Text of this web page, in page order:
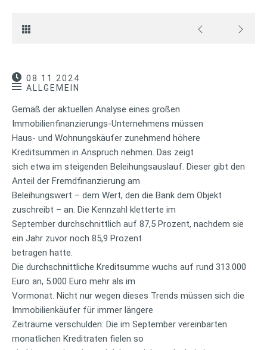
08.11.2024
ALLGEMEIN
Gemäß der aktuellen Analyse eines großen
Immobilienfinanzierungs-Unternehmens müssen
Haus- und Wohnungskäufer zunehmend höhere
Kreditsummen in Anspruch nehmen. Das zeigt
sich etwa im steigenden Beleihungsauslauf. Dieser gibt den
Anteil der Fremdfinanzierung am
Beleihungswert – dem Wert, den die Bank dem Objekt
zuschreibt – an. Die Kennzahl kletterte im
September durchschnittlich auf 87,5 Prozent, nachdem sie
ein Jahr zuvor noch 85,9 Prozent
betragen hatte.
Die durchschnittliche Kreditsumme wuchs auf rund 313.000
Euro an, 5.000 Euro mehr als im
Vormonat. Nicht nur wegen dieses Trends müssen sich die
Immobilienkäufer für immer längere
Zeiträume verschulden: Die im September vereinbarten
monatlichen Kreditraten fielen so